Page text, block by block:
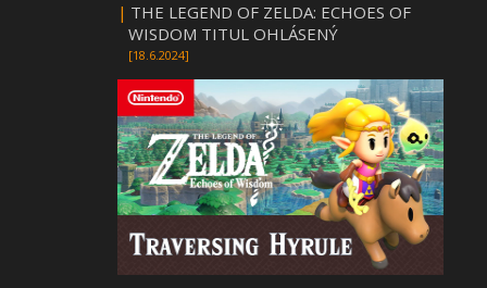
| THE LEGEND OF ZELDA: ECHOES OF
WISDOM TITUL OHLÁSENÝ
[18.6.2024]